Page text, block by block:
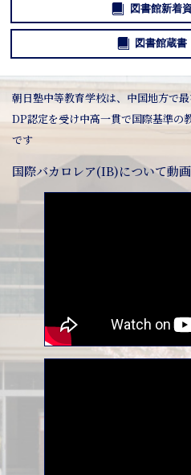
図書館新着
図書館蔵書
朝日塾中等教育学校は、中国地方で
DP認定を受け中高一貫で国際基準の
です
国際バカロレア(IB)について動